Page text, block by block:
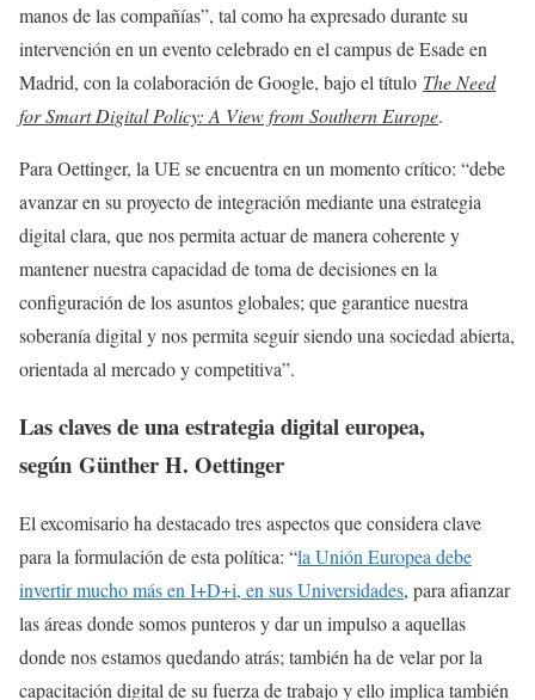
manos de las compañías”, tal como ha expresado durante su
intervención en un evento celebrado en el campus de Esade en
Madrid, con la colaboración de Google, bajo el título The Need
for Smart Digital Policy: A View from Southern Europe.
Para Oettinger, la UE se encuentra en un momento crítico: “debe
avanzar en su proyecto de integración mediante una estrategia
digital clara, que nos permita actuar de manera coherente y
mantener nuestra capacidad de toma de decisiones en la
configuración de los asuntos globales; que garantice nuestra
soberanía digital y nos permita seguir siendo una sociedad abierta,
orientada al mercado y competitiva”.
Las claves de una estrategia digital europea,
según Günther H. Oettinger
El excomisario ha destacado tres aspectos que considera clave
para la formulación de esta política: “la Unión Europea debe
invertir mucho más en I+D+i, en sus Universidades, para afianzar
las áreas donde somos punteros y dar un impulso a aquellas
donde nos estamos quedando atrás; también ha de velar por la
capacitación digital de su fuerza de trabajo y ello implica también